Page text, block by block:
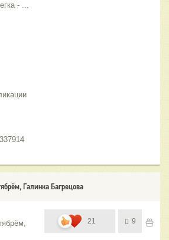
- ...
Галинка Багрецова
21 9